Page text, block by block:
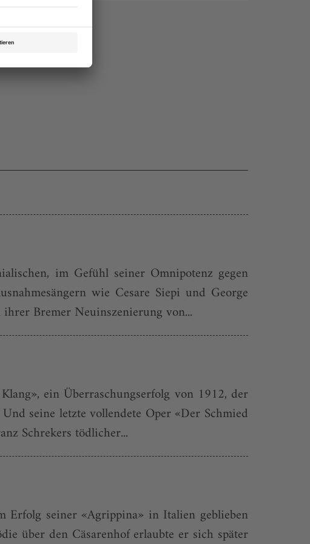
im Gefühl seiner Omnipotenz gegen
wie Cesare Siepi und George
Bremer Neuinszenierung von...
ein Überraschungserfolg von 1912, der
seine letzte vollendete Oper «Der Schmied
Schrekers tödlicher...
Erfolg seiner «Agrippina» in Italien geblieben
über den Cäsarenhof erlaubte er sich später